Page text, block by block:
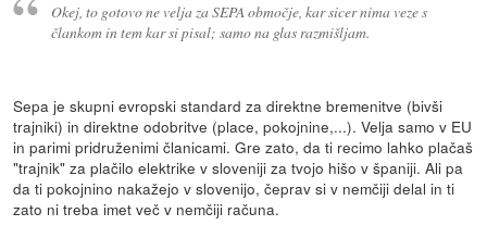
Okej, to gotovo ne velja za SEPA območje, kar sicer nima veze s
člankom in tem kar si pisal; samo na glas razmišljam.
Sepa je skupni evropski standard za direktne bremenitve (bivši
trajniki) in direktne odobritve (place, pokojnine,...). Velja samo v EU
in parimi pridruženimi članicami. Gre zato, da ti recimo lahko plačaš
"trajnik" za plačilo elektrike v sloveniji za tvojo hišo v španiji. Ali pa
da ti pokojnino nakažejo v slovenijo, čeprav si v nemčiji delal in ti
zato ni treba imet več v nemčiji računa.